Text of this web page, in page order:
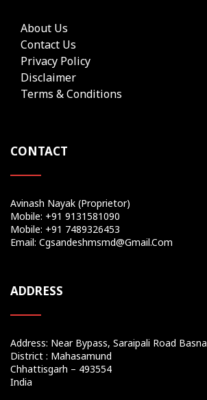
About Us
Contact Us
Privacy Policy
Disclaimer
Terms & Conditions
CONTACT
Avinash Nayak (Proprietor)
Mobile: +91 9131581090
Mobile: +91 7489326453
Email: Cgsandeshmsmd@gmail.com
ADDRESS
Address: Near Bypass, Saraipali Road Basna
District : Mahasamund
Chhattisgarh – 493554
India